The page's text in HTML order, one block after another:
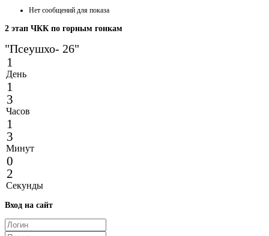
Нет сообщений для показа
2 этап ЧКК по горным гонкам
"Псеушхо- 26"
1
День
1
3
Часов
1
3
Минут
0
2
Секунды
Вход на сайт